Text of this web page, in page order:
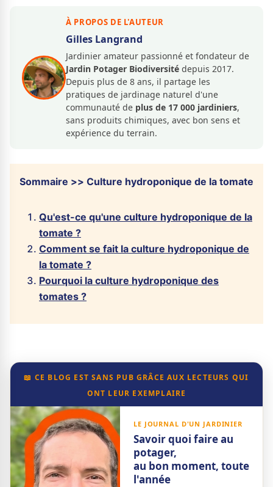
À PROPOS DE L'AUTEUR
Gilles Langrand
Jardinier amateur passionné et fondateur de
Jardin Potager Biodiversité depuis 2017.
Depuis plus de 8 ans, il partage les
pratiques de jardinage naturel d'une
communauté de plus de 17 000 jardiniers,
sans produits chimiques, avec bon sens et
expérience du terrain.
Sommaire >> Culture hydroponique de la tomate
Qu'est-ce qu'une culture hydroponique de la
tomate ?
Comment se fait la culture hydroponique de
la tomate ?
Pourquoi la culture hydroponique des
tomates ?
📖 CE BLOG EST SANS PUB GRÂCE AUX LECTEURS QUI
ONT LEUR EXEMPLAIRE
LE JOURNAL D'UN JARDINIER
Savoir quoi faire au
potager,
au bon moment, toute
l'année